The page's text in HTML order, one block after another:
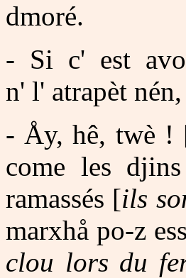
dmoré.
- Si c' est
n' l' atrapèt
- Åy, hê, twè !
come les
ramassés [ils
marxhå po-z
clou lors du